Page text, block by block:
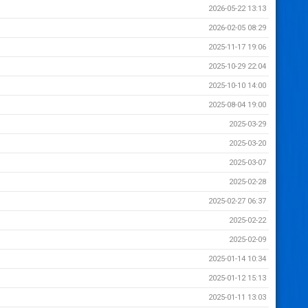
2026-05-22 13:13
2026-02-05 08:29
2025-11-17 19:06
2025-10-29 22:04
2025-10-10 14:00
2025-08-04 19:00
2025-03-29
2025-03-20
2025-03-07
2025-02-28
2025-02-27 06:37
2025-02-22
2025-02-09
2025-01-14 10:34
2025-01-12 15:13
2025-01-11 13:03